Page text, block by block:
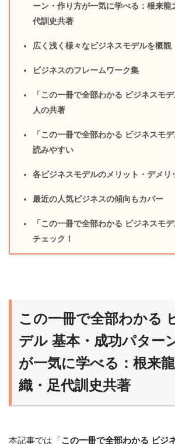
ーン・作り方が一気に学べる：根来龍
代訓史共著
広く浅く様々なビジネスモデルを概観
ビジネスのフレームワーク集
「この一冊で全部わかる ビジネスモ
人の共著
「この一冊で全部わかる ビジネスモデ
読みやすい
各ビジネスモデルのメリット・デメリ
最近の人気ビジネスの傾向もカバー
「この一冊で全部わかる ビジネスモ
チェック！
この一冊で全部わかる
デル 基本・成功パター
が一気に学べる：根来
織・足代訓史共著
本記事では「この一冊で全部わかる ビジ